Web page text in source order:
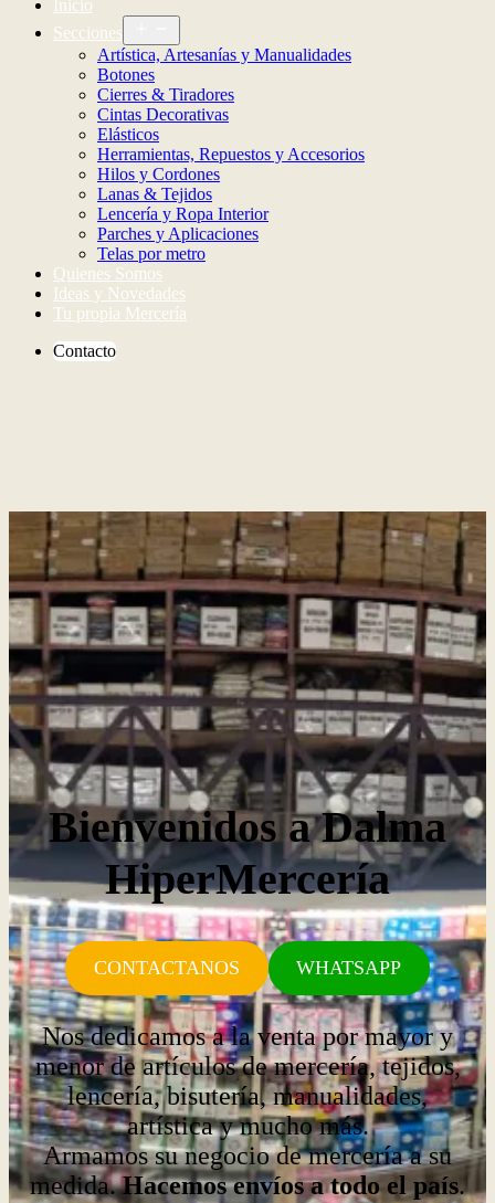
Inicio
Secciones
el
menú
Artística, Artesanías y Manualidades
Botones
Cierres & Tiradores
Cintas Decorativas
Elásticos
Herramientas, Repuestos y Accesorios
Hilos y Cordones
Lanas & Tejidos
Lencería y Ropa Interior
Parches y Aplicaciones
Telas por metro
Quienes Somos
Ideas y Novedades
Tu propia Mercería
Contacto
Bienvenidos a Dalma
HiperMercería
CONTACTANOS WHATSAPP
Nos dedicamos a la venta por mayor y
menor de artículos de mercería, tejidos,
lencería, bisutería, manualidades,
artística y mucho más.
Armamos su negocio de mercería a su
medida.Hacemos envíos a todo el país.